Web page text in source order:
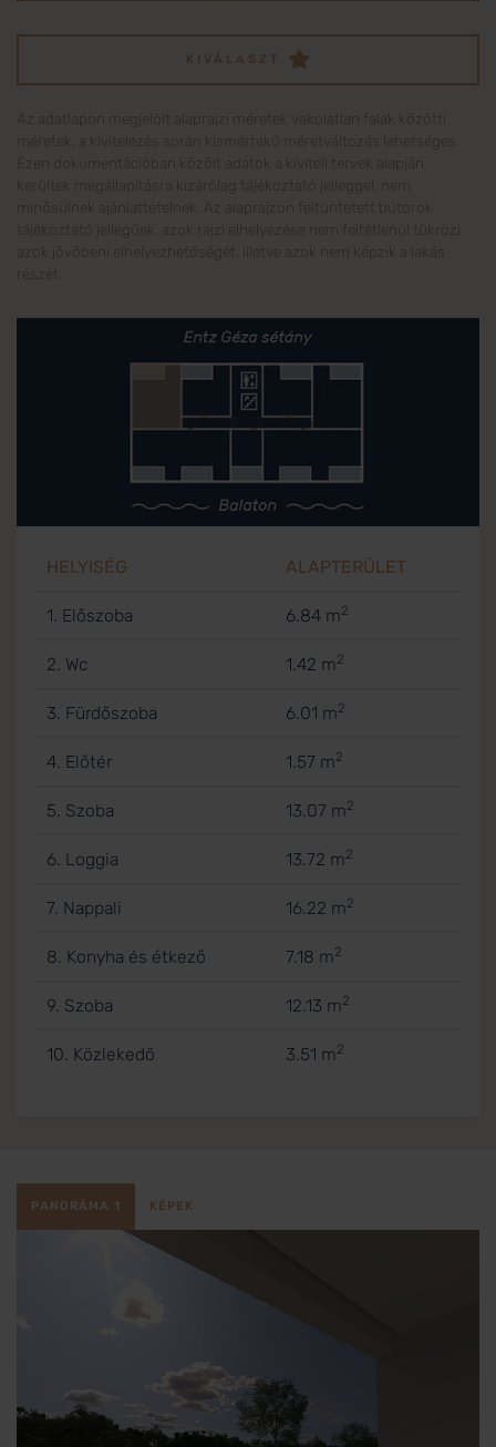
KIVÁLASZT
HELYISÉG ALAPTERÜLET
1. Előszoba 6.84 m2
2. Wc 1.42 m2
3. Fürdőszoba 6.01 m2
4. Előtér 1.57 m2
5. Szoba 13.07 m2
6. Loggia 13.72 m2
7. Nappali 16.22 m2
8. Konyha és étkező 7.18 m2
9. Szoba 12.13 m2
10. Közlekedő 3.51 m2
PANORÁMA 1 KÉPEK